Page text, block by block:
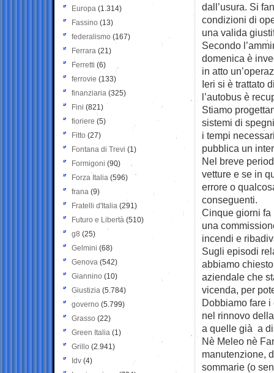
dall’usura. Si
condizioni di
una valida
Secondo
domenica è
in atto
Ieri si è trattato
l’autobus è
Stiamo
sistemi di
i tempi
pubblica un
Nel breve
vetture e se in
errore o
conseguenti.
Cinque giorni fa
una
incendi e
Sugli episodi
abbiamo
aziendale che
vicenda, per
Dobbiamo fare
nel rinnovo
a quelle già a
Nè Meleo nè
manutenzione,
sommarie (o
Europa (1.314)
Fassino (13)
federalismo (167)
Ferrara (21)
Ferretti (6)
ferrovie (133)
finanziaria (325)
Fini (821)
fioriere (5)
Fitto (27)
Fontana di Trevi (1)
Formigoni (90)
Forza Italia (596)
frana (9)
Fratelli d'Italia (291)
Futuro e Libertà (510)
g8 (25)
Gelmini (68)
Genova (542)
Giannino (10)
Giustizia (5.784)
governo (5.799)
Grasso (22)
Green Italia (1)
Grillo (2.941)
Idv (4)